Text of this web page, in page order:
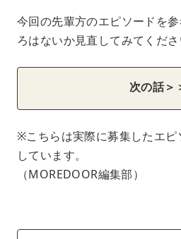
今回の先輩方のエピソードを
ろはないか見直してみてくださ
次の話＞
※こちらは実際に募集したエ
しています。
（MOREDOOR編集部）